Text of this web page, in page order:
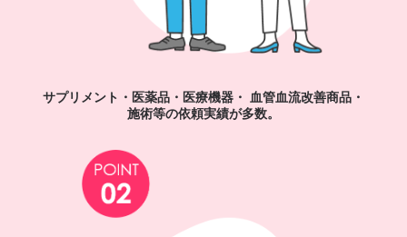
サプリメント・医薬品・医療機器・ 血管血流改善商品・
施術等の依頼実績が多数。